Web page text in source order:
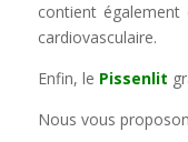
contient également
cardiovasculaire.
Enfin, le Pissenlit
Nous vous